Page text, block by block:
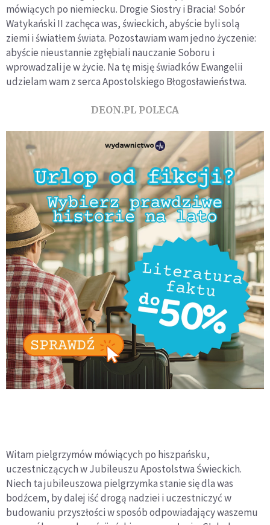
mówiących po niemiecku. Drogie Siostry i Bracia! Sobór
Watykański II zachęca was, świeckich, abyście byli solą
ziemi i światłem świata. Pozostawiam wam jedno życzenie:
abyście nieustannie zgłębiali nauczanie Soboru i
wprowadzali je w życie. Na tę misję świadków Ewangelii
udzielam wam z serca Apostolskiego Błogosławieństwa.
DEON.PL POLECA
Witam pielgrzymów mówiących po hiszpańsku,
uczestniczących w Jubileuszu Apostolstwa Świeckich.
Niech ta jubileuszowa pielgrzymka stanie się dla was
bodźcem, by dalej iść drogą nadziei i uczestniczyć w
budowaniu przyszłości w sposób odpowiadający waszemu